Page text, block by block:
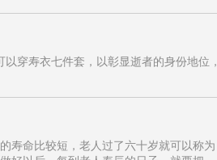
盖到几千元不等。男款现代装寿衣同样注
穿寿衣七件套，以彰显逝者的身份地位，
寿命比较短，老人过了六十岁就可以称为